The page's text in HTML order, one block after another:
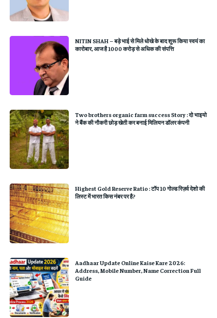
NITIN SHAH – बड़े भाई से मिले धोखे के बाद शुरू किया स्वयं का
कारोबार, आज है 1000 करोड़ से अधिक की संपत्ति
Two brothers organic farm success Story : दो भाइयो
ने बैंक की नौकरी छोड़ खेती कर बनाई मिलियन डॉलर कंपनी
Highest Gold Reserve Ratio : टॉप 10 गोल्ड रिज़र्व देशो की
लिस्ट में भारत किस नंबर पर है?
Aadhaar Update Online Kaise Kare 2026:
Address, Mobile Number, Name Correction Full
Guide